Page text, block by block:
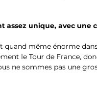
assez unique, avec
quand même énorme
le Tour de France,
ne sommes pas une